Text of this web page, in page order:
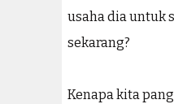
usaha dia untuk
sekarang?
Kenapa kita